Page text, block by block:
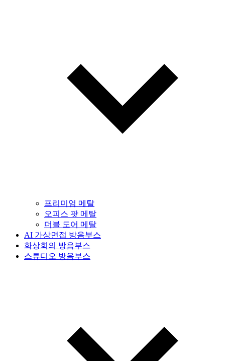
프리미엄 메탈
오피스 팟 메탈
더블 도어 메탈
AI 가상면접 방음부스
화상회의 방음부스
스튜디오 방음부스